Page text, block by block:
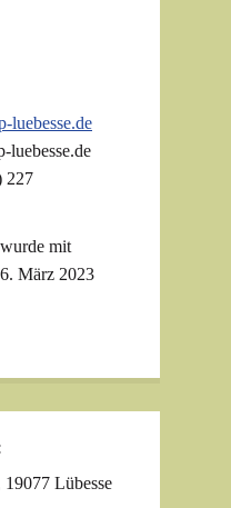
luebesse.de
luebesse.de
227
mit
März 2023
19077 Lübesse